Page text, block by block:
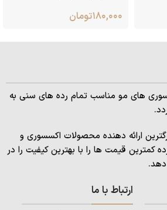
۱۸۰,۰۰۰تومان
های مو مناسب تمام رده های سنی به
ارائه دهنده محصولات اکسسوری و
قیمت ها را با بهترین کیفیت را در
دهد.
ارتباط با ما